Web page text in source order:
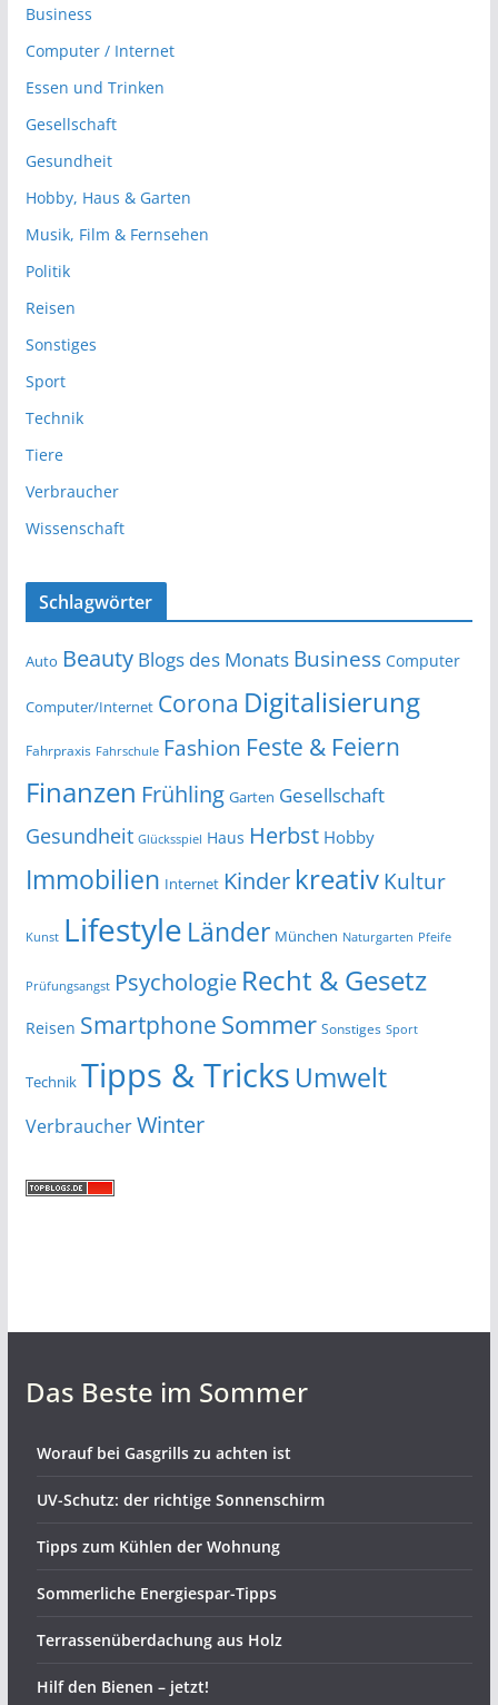
Business
Computer / Internet
Essen und Trinken
Gesellschaft
Gesundheit
Hobby, Haus & Garten
Musik, Film & Fernsehen
Politik
Reisen
Sonstiges
Sport
Technik
Tiere
Verbraucher
Wissenschaft
Schlagwörter
Auto Beauty Blogs des Monats Business Computer
Computer/Internet Corona Digitalisierung
Fahrpraxis Fahrschule Fashion Feste & Feiern
Finanzen Frühling Garten Gesellschaft
Gesundheit Glücksspiel Haus Herbst Hobby
Immobilien Internet Kinder kreativKultur
Kunst Lifestyle Länder München Naturgarten Pfeife
Prüfungsangst Psychologie Recht & Gesetz
Reisen Smartphone Sommer Sonstiges Sport
Technik Tipps & Tricks Umwelt
VerbraucherWinter
Das Beste im Sommer
Worauf bei Gasgrills zu achten ist
UV-Schutz: der richtige Sonnenschirm
Tipps zum Kühlen der Wohnung
Sommerliche Energiespar-Tipps
Terrassenüberdachung aus Holz
Hilf den Bienen – jetzt!